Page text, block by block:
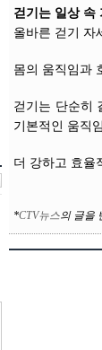
걷기는 일상 속
올바른 걷기 자
몸의 움직임과
걷기는 단순히
기본적인 움직
더 강하고 효율
*CTV뉴스의 글을